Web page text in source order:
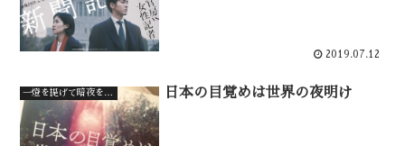
2019.07.12
一燈を提げて暗夜を行く 日本の目覚めは世界の夜明け